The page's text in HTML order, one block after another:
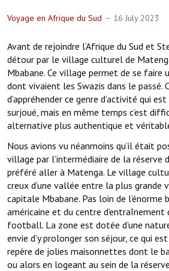
Voyage en Afrique du Sud 16 July 2023
Avant de rejoindre l’Afrique du Sud et
détour par le village culturel de
Mbabane. Ce village permet de se faire
dont vivaient les Swazis dans le passé.
d’appréhender ce genre d’activité qui
surjoué, mais en même temps c’est
alternative plus authentique et
Nous avions vu néanmoins qu’il était
village par l’intermédiaire de la réserve
préféré aller à Matenga. Le village
creux d’une vallée entre la plus grande
capitale Mbabane. Pas loin de l’énorme
américaine et du centre d’entraînement
football. La zone est dotée d’une
envie d’y prolonger son séjour, ce qui
repère de jolies maisonnettes dont le
ou alors en logeant au sein de la